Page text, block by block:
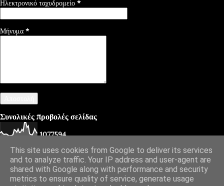
Ηλεκτρονικό ταχυδρομείο *
Μήνυμα *
Συνολικές προβολές σελίδας
1077594
Από το Blogger
This site uses cookies from Google to deliver its services
and to analyze traffic. Your IP address and user-agent are
shared with Google along with performance and security
metrics to ensure quality of service, generate usage